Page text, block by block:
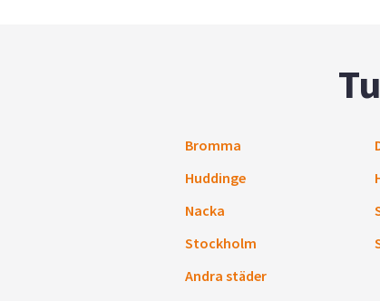
Bromma
Huddinge
Nacka
Stockholm
Andra städer